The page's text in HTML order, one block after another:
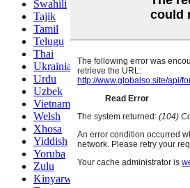
Swahili
Tajik
Tamil
Telugu
Thai
Ukrainian
Urdu
Uzbek
Vietnamese
Welsh
Xhosa
Yiddish
Yoruba
Zulu
Kinyarwanda